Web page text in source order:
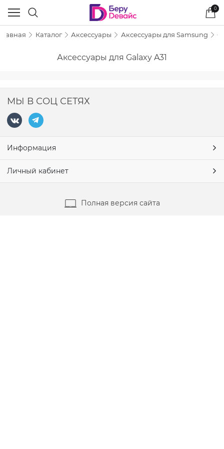
0
Каталог Аксессуары Аксессуары для Samsung
Аксессуары для Galaxy A31
МЫ В СОЦ СЕТЯХ
Информация
Личный кабинет
Полная версия сайта